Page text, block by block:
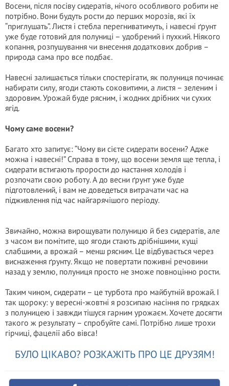
Восени, після посіву сидератів, нічого особливого робити не
потрібно. Вони будуть рости до перших морозів, які їх
“приглушать”. Листя і стебла перегниватимуть, і навесні ґрунт
уже буде готовий для полуниці – удобрений і пухкий. Ніякого
копання, розпушування чи внесення додаткових добрив –
природа сама про все подбає.
Навесні залишається тільки спостерігати, як полуниця починає
набирати силу, ягоди стають соковитими, а листя – зеленим і
здоровим. Урожай буде рясним, і жодних дрібних чи сухих
ягід.
Чому саме восени?
Багато хто запитує: “Чому ви сієте сидерати восени? Адже
можна і навесні!” Справа в тому, що восени земля ще тепла, і
сидерати встигають прорости до настання холодів і
розпочати свою роботу. А до весни ґрунт уже буде
підготовлений, і вам не доведеться витрачати час на
підживлення під час найгарячішого періоду.
Звичайно, можна вирощувати полуницю й без сидератів, але
з часом ви помітите, що ягоди стають дрібнішими, кущі
слабшими, а врожай – менш рясним. Це відбувається через
виснаження ґрунту. Якщо не повертати поживні речовини
назад у землю, полуниця просто не зможе повноцінно рости.
Таким чином, сидерати – це турбота про майбутній врожай. І
так щороку: у вересні-жовтні я розсипаю насіння по грядках
з полуницею і завжди тішуся гарним урожаєм. Хочете досягти
такого ж результату – спробуйте самі. Потрібно лише трохи
гірчиці, фацелії або вівса!
БУЛО ЦІКАВО? РОЗКАЖІТЬ ПРО ЦЕ ДРУЗЯМ!